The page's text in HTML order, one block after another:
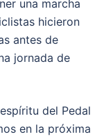
una marcha
hicieron
antes de
jornada de
del Pedal
en la próxima